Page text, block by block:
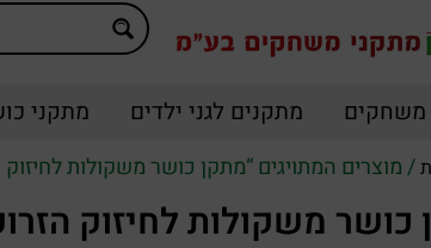
משחקים מתקנים לגני ילדים מתקני
/ מוצרים המתויגים “מתקן כושר משקולות לחיזוק
כושר משקולות לחיזוק